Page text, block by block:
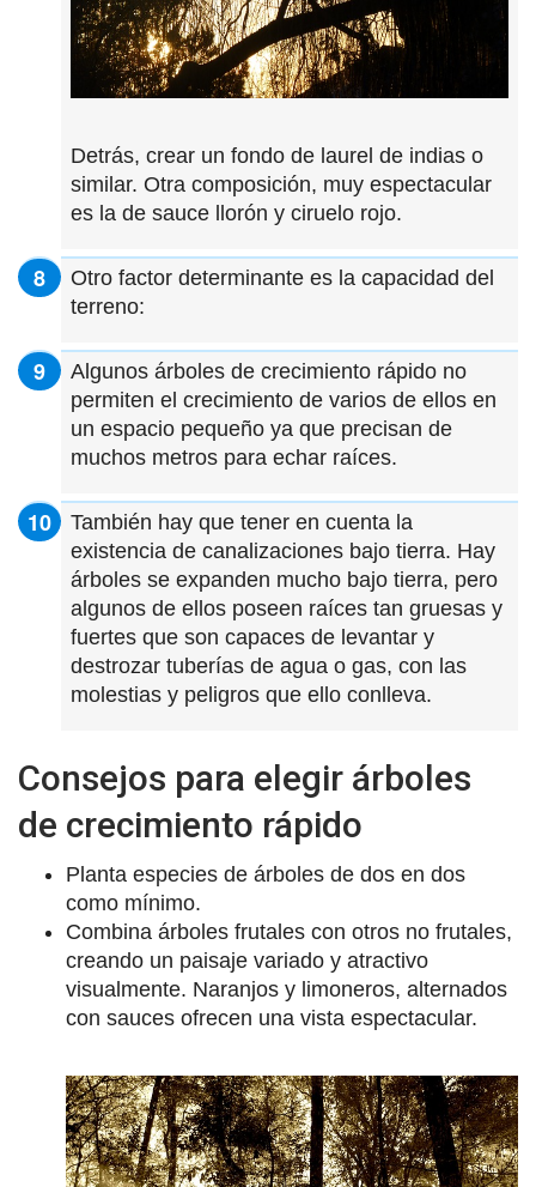
Detrás, crear un fondo de laurel de indias o
similar. Otra composición, muy espectacular
es la de sauce llorón y ciruelo rojo.
Otro factor determinante es la capacidad del
terreno:
Algunos árboles de crecimiento rápido no
permiten el crecimiento de varios de ellos en
un espacio pequeño ya que precisan de
muchos metros para echar raíces.
También hay que tener en cuenta la
existencia de canalizaciones bajo tierra. Hay
árboles se expanden mucho bajo tierra, pero
algunos de ellos poseen raíces tan gruesas y
fuertes que son capaces de levantar y
destrozar tuberías de agua o gas, con las
molestias y peligros que ello conlleva.
Consejos para elegir árboles
de crecimiento rápido
Planta especies de árboles de dos en dos
como mínimo.
Combina árboles frutales con otros no frutales,
creando un paisaje variado y atractivo
visualmente. Naranjos y limoneros, alternados
con sauces ofrecen una vista espectacular.